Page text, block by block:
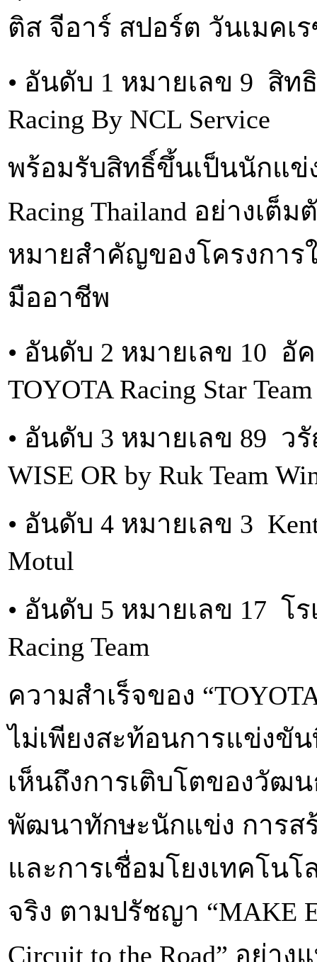
ติส จีอาร์ สปอร์ต วันเมคเ
• อันดับ 1 หมายเลข 9 สิท
Racing By NCL Service
พร้อมรับสิทธิ์ขึ้นเป็นนักแข่ง
Racing Thailand อย่างเต็
หมายสำคัญของโครงกา
มืออาชีพ
• อันดับ 2 หมายเลข 10
TOYOTA Racing Star Team
• อันดับ 3 หมายเลข 89
WISE OR by Ruk Team
• อันดับ 4 หมายเลข 3
Motul
• อันดับ 5 หมายเลข 17 โ
Racing Team
ความสำเร็จของ
ไม่เพียงสะท้อนการแข่งขั
เห็นถึงการเติบโตของวัฒ
พัฒนาทักษะนักแข่ง การส
และการเชื่อมโยงเทคโน
จริง ตามปรัชญา “MAKE
Circuit to the Road” อย่าง